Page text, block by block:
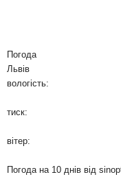
Погода
Львів
вологість:
тиск:
вітер:
Погода на 10 днів від